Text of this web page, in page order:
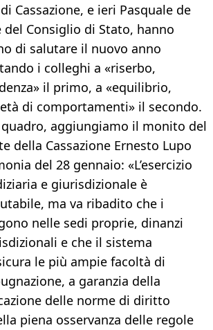
Cassazione, e ieri Pasquale de
del Consiglio di Stato, hanno
di salutare il nuovo anno
i colleghi a «riserbo,
il primo, a «equilibrio,
di comportamenti» il secondo.
aggiungiamo il monito del
della Cassazione Ernesto Lupo
del 28 gennaio: «L’esercizio
e giurisdizionale è
ma va ribadito che i
nelle sedi proprie, dinanzi
e che il sistema
le più ampie facoltà di
a garanzia della
delle norme di diritto
piena osservanza delle regole